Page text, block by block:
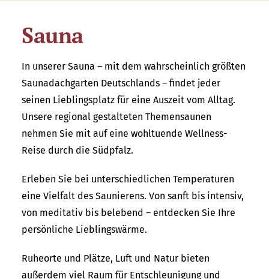
Sauna
In unserer Sauna – mit dem wahrscheinlich größten
Saunadachgarten Deutschlands – findet jeder
seinen Lieblingsplatz für eine Auszeit vom Alltag.
Unsere regional gestalteten Themensaunen
nehmen Sie mit auf eine wohltuende Wellness-
Reise durch die Südpfalz.
Erleben Sie bei unterschiedlichen Temperaturen
eine Vielfalt des Saunierens. Von sanft bis intensiv,
von meditativ bis belebend – entdecken Sie Ihre
persönliche Lieblingswärme.
Ruheorte und Plätze, Luft und Natur bieten
außerdem viel Raum für Entschleunigung und